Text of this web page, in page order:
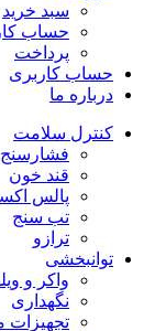
سبد خرید
حساب
پرداخت
حساب کاربری
درباره ما
کنترل سلامت
فشارسنج
قند خون
پالس
تب سنج
ترازو
توانبخشی
واکر و
نگهداری
تجهیزات